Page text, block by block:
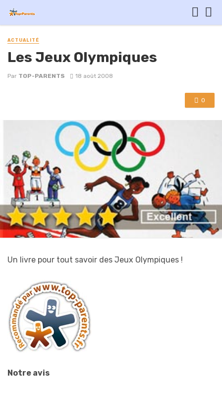
ACTUALITÉ
Les Jeux Olympiques
Par TOP-PARENTS 18 août 2008
0
Un livre pour tout savoir des Jeux Olympiques !
Notre avis